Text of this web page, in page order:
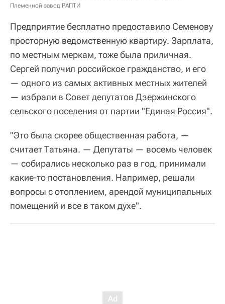
Племенной завод РАПТИ
Предприятие бесплатно предоставило Семенову
просторную ведомственную квартиру. Зарплата,
по местным меркам, тоже была приличная.
Сергей получил российское гражданство, и его
— одного из самых активных местных жителей
— избрали в Совет депутатов Дзержинского
сельского поселения от партии "Единая Россия".
"Это была скорее общественная работа, —
считает Татьяна. — Депутаты — восемь человек
— собирались несколько раз в год, принимали
какие-то постановления. Например, решали
вопросы с отоплением, арендой муниципальных
помещений и все в таком духе".